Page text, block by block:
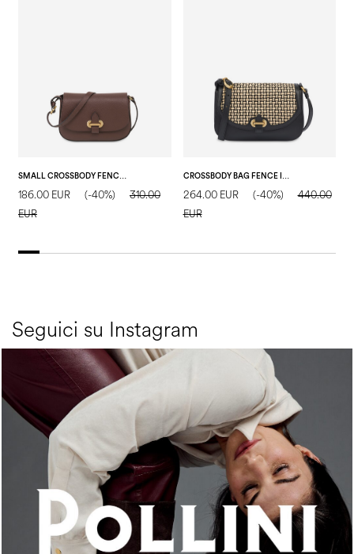
SMALL CROSSBODY FENCE BAG IN VITELLO BOTTALATO T.MORO
186.00 EUR (-40%)
310.00
EUR
CROSSBODY BAG FENCE IN VITELLO E RAFIA NERO/BEIGE/NERO
264.00 EUR (-40%)
440.00
EUR
Seguici su Instagram
An ode to the house’s vibrant Italian roots, the new...